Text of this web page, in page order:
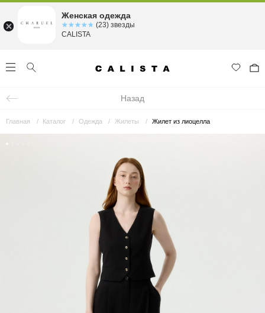
Назад
Главная Каталог Одежда Жилеты Жилет из лиоцелла
Женская одежда
☆☆☆☆☆
★★★★★ (23) звезды
CALISTA